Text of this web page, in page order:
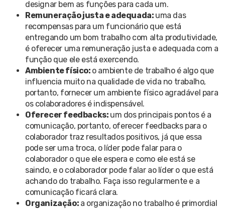
designar bem as funções para cada um.
Remuneração justa e adequada: uma das
recompensas para um funcionário que está
entregando um bom trabalho com alta produtividade,
é oferecer uma remuneração justa e adequada com a
função que ele está exercendo.
Ambiente físico: o ambiente de trabalho é algo que
influencia muito na qualidade de vida no trabalho,
portanto, fornecer um ambiente físico agradável para
os colaboradores é indispensável.
Oferecer feedbacks: um dos principais pontos é a
comunicação, portanto, oferecer feedbacks para o
colaborador traz resultados positivos, já que essa
pode ser uma troca, o líder pode falar para o
colaborador o que ele espera e como ele está se
saindo, e o colaborador pode falar ao líder o que está
achando do trabalho. Faça isso regularmente e a
comunicação ficará clara.
Organização: a organização no trabalho é primordial